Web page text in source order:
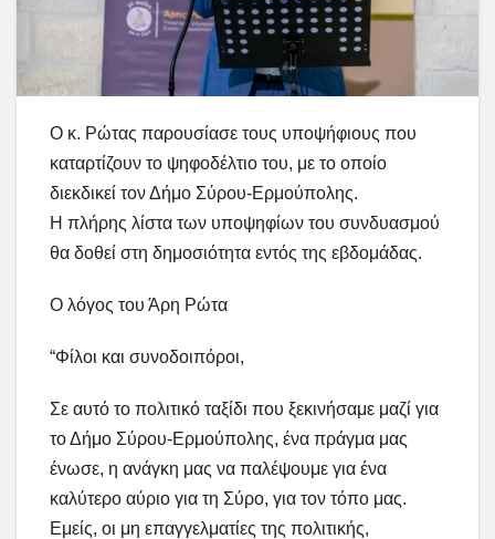
Ο κ. Ρώτας παρουσίασε τους υποψήφιους που
καταρτίζουν το ψηφοδέλτιο του, με το οποίο
διεκδικεί τον Δήμο Σύρου-Ερμούπολης.
Η πλήρης λίστα των υποψηφίων του συνδυασμού
θα δοθεί στη δημοσιότητα εντός της εβδομάδας.
Ο λόγος του Άρη Ρώτα
“Φίλοι και συνοδοιπόροι,
Σε αυτό το πολιτικό ταξίδι που ξεκινήσαμε μαζί για
το Δήμο Σύρου-Ερμούπολης, ένα πράγμα μας
ένωσε, η ανάγκη μας να παλέψουμε για ένα
καλύτερο αύριο για τη Σύρο, για τον τόπο μας.
Εμείς, οι μη επαγγελματίες της πολιτικής,